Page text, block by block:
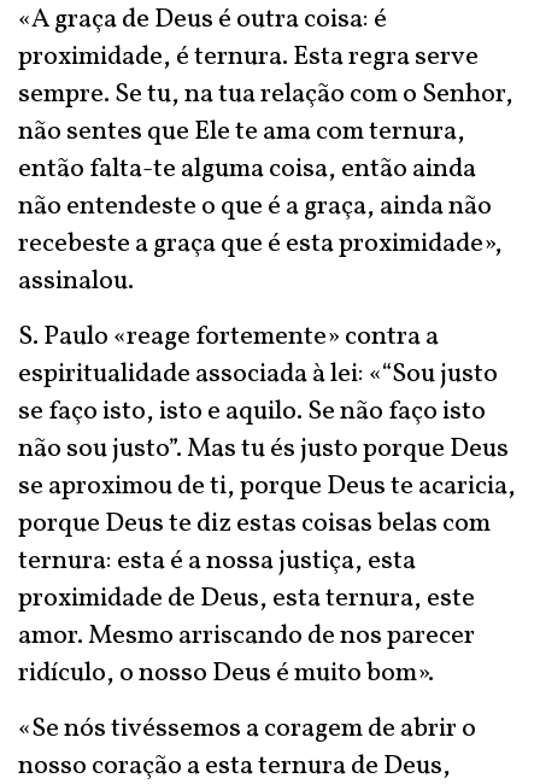
«A graça de Deus é outra coisa: é
proximidade, é ternura. Esta regra serve
sempre. Se tu, na tua relação com o Senhor,
não sentes que Ele te ama com ternura,
então falta-te alguma coisa, então ainda
não entendeste o que é a graça, ainda não
recebeste a graça que é esta proximidade»,
assinalou.
S. Paulo «reage fortemente» contra a
espiritualidade associada à lei: «“Sou justo
se faço isto, isto e aquilo. Se não faço isto
não sou justo”. Mas tu és justo porque Deus
se aproximou de ti, porque Deus te acaricia,
porque Deus te diz estas coisas belas com
ternura: esta é a nossa justiça, esta
proximidade de Deus, esta ternura, este
amor. Mesmo arriscando de nos parecer
ridículo, o nosso Deus é muito bom».
«Se nós tivéssemos a coragem de abrir o
nosso coração a esta ternura de Deus,